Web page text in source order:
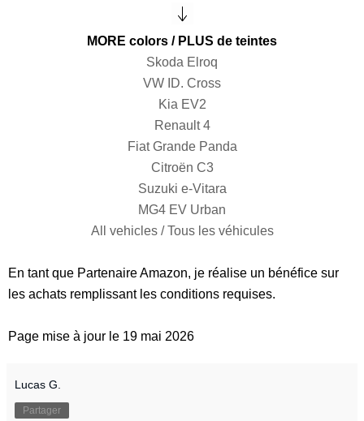
MORE colors / PLUS de teintes
Skoda Elroq
VW ID. Cross
Kia EV2
Renault 4
Fiat Grande Panda
Citroën C3
Suzuki e-Vitara
MG4 EV Urban
All vehicles / Tous les véhicules
En tant que Partenaire Amazon, je réalise un bénéfice sur
les achats remplissant les conditions requises.
Page mise à jour le 19 mai 2026
Lucas G.
Partager